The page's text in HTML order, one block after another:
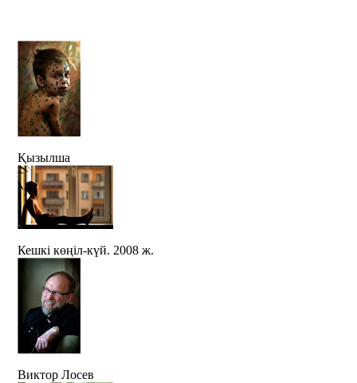
Қызылша
Кешкі көңіл-күй. 2008 ж.
Виктор Лосев